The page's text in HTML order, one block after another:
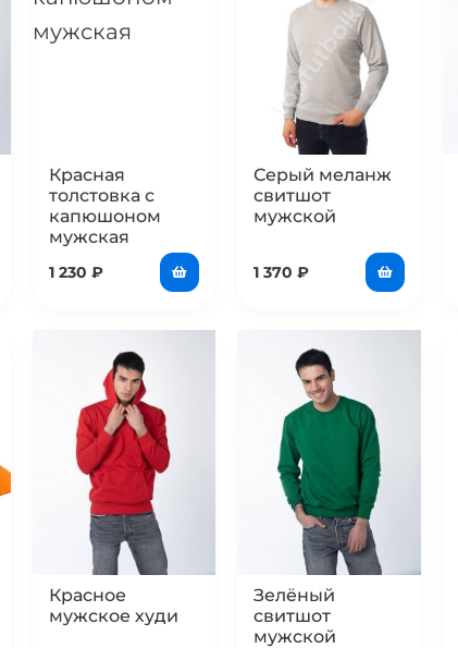
Красная
толстовка с
капюшоном
мужская
1 230 ₽
Серый меланж
свитшот
мужской
1 370₽
Красное
мужское худи
Зелёный
свитшот
мужской